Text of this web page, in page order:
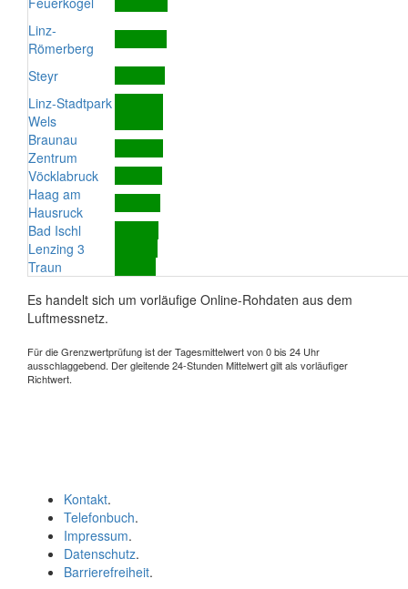
Linz-
Römerberg
Steyr
Linz-Stadtpark
Wels
Braunau
Zentrum
Vöcklabruck
Haag am
Hausruck
Bad Ischl
Lenzing 3
Traun
Es handelt sich um vorläufige Online-Rohdaten aus dem
Luftmessnetz.
Für die Grenzwertprüfung ist der Tagesmittelwert von 0 bis 24 Uhr
ausschlaggebend. Der gleitende 24-Stunden Mittelwert gilt als vorläufiger
Richtwert.
Kontakt.
Telefonbuch.
Impressum.
Datenschutz.
Barrierefreiheit.